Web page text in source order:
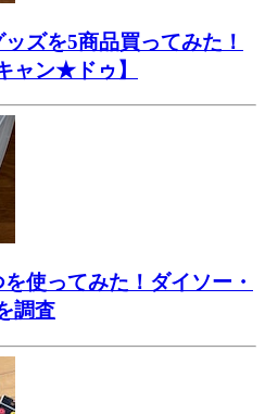
ズを5商品買ってみた！
ャン★ドゥ】
使ってみた！ダイソー・
調査